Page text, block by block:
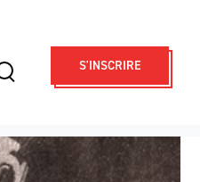
Display
S'INSCRIRE